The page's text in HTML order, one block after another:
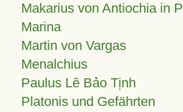
Makarius von Antiochia in
Marina
Martin von Vargas
Menalchius
Paulus Lê Bảo Tịnh
Platonis und Gefährten